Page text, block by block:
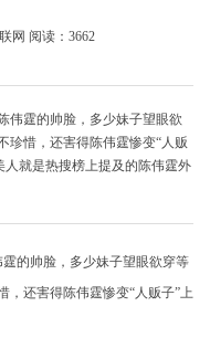
网 阅读：3662
伟霆的帅脸，多少妹子望眼欲
珍惜，还害得陈伟霆惨变“人贩
就是热搜榜上提及的陈伟霆外
的帅脸，多少妹子望眼欲穿等
，还害得陈伟霆惨变“人贩子”上